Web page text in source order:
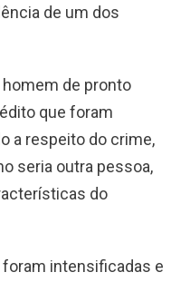
de um dos
homem de pronto
que foram
a respeito do crime,
seria outra pessoa,
do
intensificadas e